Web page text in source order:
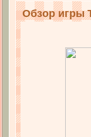
Обзор игры